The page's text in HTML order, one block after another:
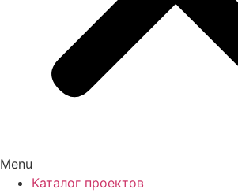
Menu
Каталог проектов